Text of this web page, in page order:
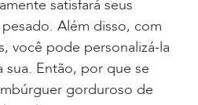
satisfará seus
Além disso, com
você pode personalizá-la
sua. Então, por que se
gorduroso de